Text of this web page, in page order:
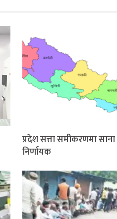
प्रदेश सत्ता समीकरणमा
निर्णायक